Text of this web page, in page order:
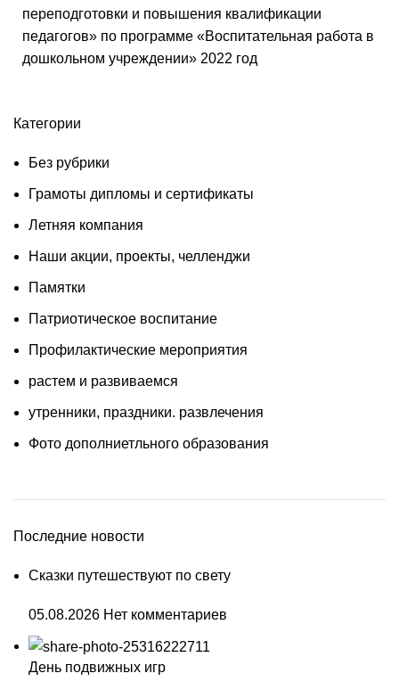
переподготовки и повышения квалификации
педагогов» по программе «Воспитательная работа в
дошкольном учреждении» 2022 год
Категории
Без рубрики
Грамоты дипломы и сертификаты
Летняя компания
Наши акции, проекты, челленджи
Памятки
Патриотическое воспитание
Профилактические мероприятия
растем и развиваемся
утренники, праздники. развлечения
Фото дополниетльного образования
Последние новости
Сказки путешествуют по свету
05.08.2026 Нет комментариев
День подвижных игр